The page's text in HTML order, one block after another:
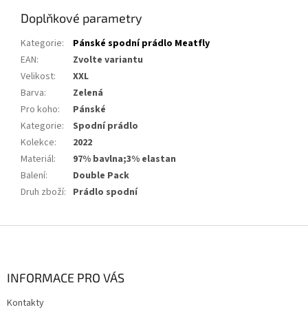
Doplňkové parametry
Kategorie:
Pánské spodní prádlo Meatfly
EAN:
Zvolte variantu
Velikost:
XXL
Barva:
Zelená
Pro koho:
Pánské
Kategorie:
Spodní prádlo
Kolekce:
2022
Materiál:
97% bavlna;3% elastan
Balení:
Double Pack
Druh zboží: Prádlo spodní
INFORMACE PRO VÁS
Kontakty